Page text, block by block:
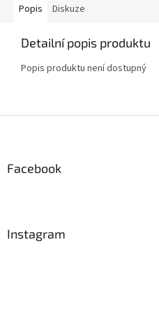
Popis Diskuze
Detailní popis produktu
Popis produktu není dostupný
Facebook
Instagram